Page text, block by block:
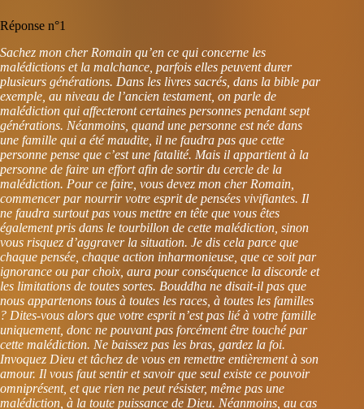
Réponse n°1
Sachez mon cher Romain qu’en ce qui concerne les
malédictions et la malchance, parfois elles peuvent durer
plusieurs générations. Dans les livres sacrés, dans la bible par
exemple, au niveau de l’ancien testament, on parle de
malédiction qui affecteront certaines personnes pendant sept
générations. Néanmoins, quand une personne est née dans
une famille qui a été maudite, il ne faudra pas que cette
personne pense que c’est une fatalité. Mais il appartient à la
personne de faire un effort afin de sortir du cercle de la
malédiction. Pour ce faire, vous devez mon cher Romain,
commencer par nourrir votre esprit de pensées vivifiantes. Il
ne faudra surtout pas vous mettre en tête que vous êtes
également pris dans le tourbillon de cette malédiction, sinon
vous risquez d’aggraver la situation. Je dis cela parce que
chaque pensée, chaque action inharmonieuse, que ce soit par
ignorance ou par choix, aura pour conséquence la discorde et
les limitations de toutes sortes. Bouddha ne disait-il pas que
nous appartenons tous à toutes les races, à toutes les familles
? Dites-vous alors que votre esprit n’est pas lié à votre famille
uniquement, donc ne pouvant pas forcément être touché par
cette malédiction. Ne baissez pas les bras, gardez la foi.
Invoquez Dieu et tâchez de vous en remettre entièrement à son
amour. Il vous faut sentir et savoir que seul existe ce pouvoir
omniprésent, et que rien ne peut résister, même pas une
malédiction, à la toute puissance de Dieu. Néanmoins, au cas